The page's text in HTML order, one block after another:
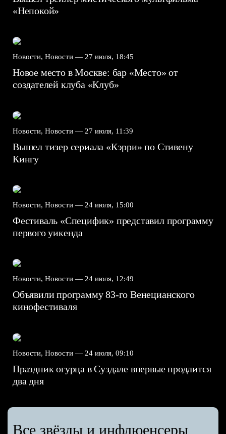
«Непокой»
Новости, Новости — 27 июля, 18:45
Новое место в Москве: бар «Место» от
создателей клуба «Клуб»
Новости, Новости — 27 июля, 11:39
Вышел тизер сериала «Кэрри» по Стивену
Кингу
Новости, Новости — 24 июля, 15:00
Фестиваль «Специфик» представил программу
первого уикенда
Новости, Новости — 24 июля, 12:49
Объявили программу 83-го Венецианского
кинофестиваля
Новости, Новости — 24 июля, 09:10
Праздник огурца в Суздале впервые продлится
два дня
Все звёзды и инфлюенсеры